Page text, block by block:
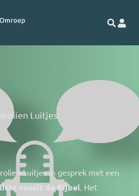
Luitjes
Luitjes in gesprek met een
vanuit de Bijbel. Het